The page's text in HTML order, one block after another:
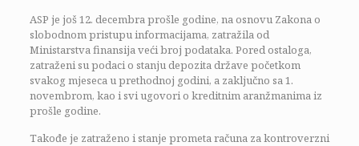
ASP je još 12. decembra prošle godine, na osnovu Zakona o
slobodnom pristupu informacijama, zatražila od
Ministarstva finansija veći broj podataka. Pored ostaloga,
zatraženi su podaci o stanju depozita države početkom
svakog mjeseca u prethodnoj godini, a zaključno sa 1.
novembrom, kao i svi ugovori o kreditnim aranžmanima iz
prošle godine.
Takođe je zatraženo i stanje prometa računa za kontroverzni